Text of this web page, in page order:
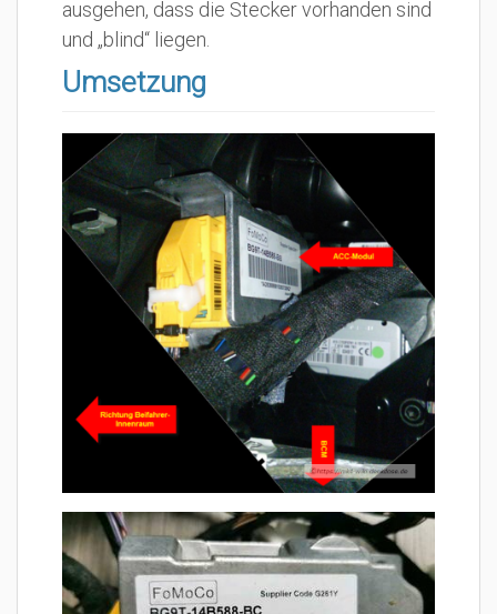
ausgehen, dass die Stecker vorhanden sind
und „blind“ liegen.
Umsetzung